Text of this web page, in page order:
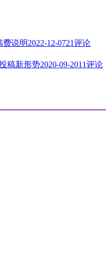
费说明2022-12-0721评论
稿新形势2020-09-2011评论